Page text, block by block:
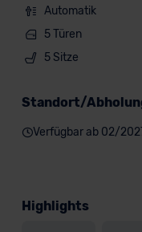
Automatik
5 Türen
5 Sitze
Standort/
Verfügbar ab 02/
Highlights